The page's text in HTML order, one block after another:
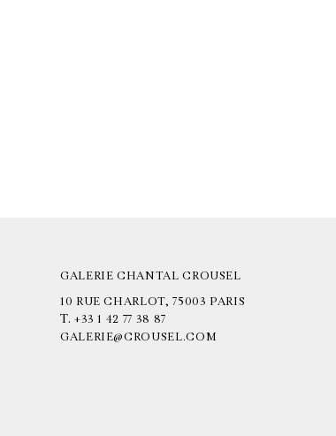
GALERIE CHANTAL CROUSEL
10 RUE CHARLOT, 75003 PARIS
T. +33 1 42 77 38 87
GALERIE@CROUSEL.COM